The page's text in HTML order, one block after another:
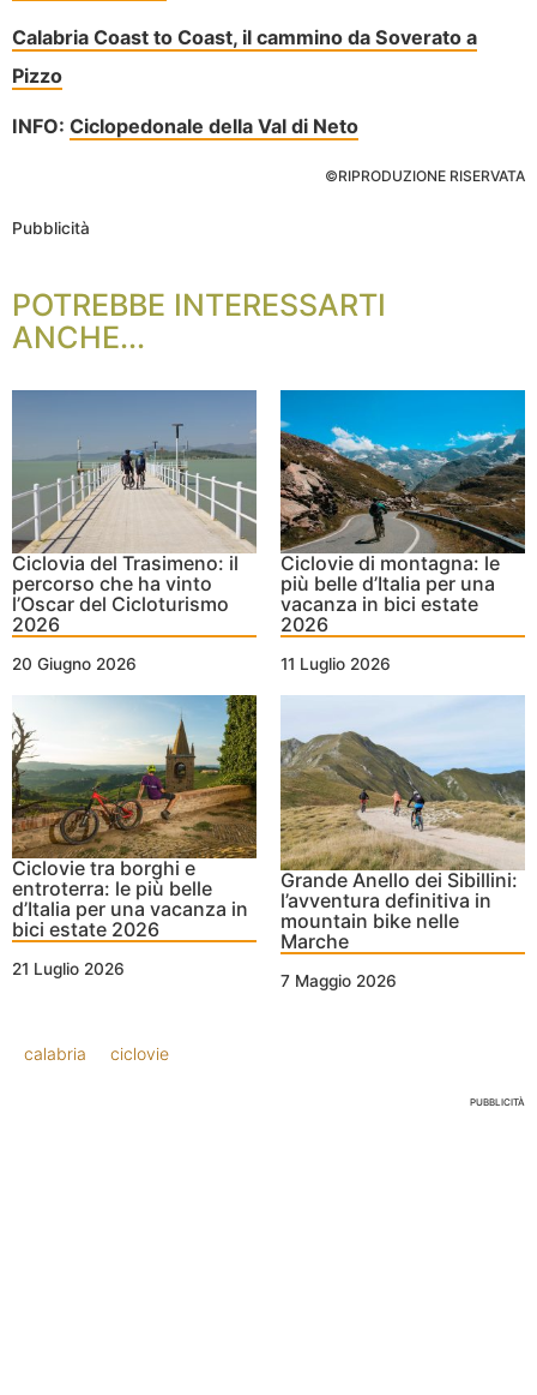
Calabria Coast to Coast, il cammino da Soverato a
Pizzo
INFO: Ciclopedonale della Val di Neto
©RIPRODUZIONE RISERVATA
Pubblicità
POTREBBE INTERESSARTI
ANCHE...
Ciclovia del Trasimeno: il
percorso che ha vinto
l’Oscar del Cicloturismo
2026
20 Giugno 2026
Ciclovie di montagna: le
più belle d’Italia per una
vacanza in bici estate
2026
11 Luglio 2026
Ciclovie tra borghi e
entroterra: le più belle
d’Italia per una vacanza in
bici estate 2026
21 Luglio 2026
Grande Anello dei Sibillini:
l’avventura definitiva in
mountain bike nelle
Marche
7 Maggio 2026
calabria ciclovie
PUBBLICITÀ